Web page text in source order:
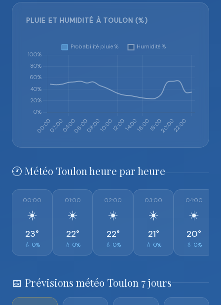
PLUIE ET HUMIDITÉ À TOULON (%)
🕐 Météo Toulon heure par heure
00:00
☀️
23°
💧 0%
01:00
☀️
22°
💧 0%
02:00
☀️
22°
💧 0%
03:00
☀️
21°
💧 0%
04:00
☀️
20°
💧 0%
📅 Prévisions météo Toulon 7 jours